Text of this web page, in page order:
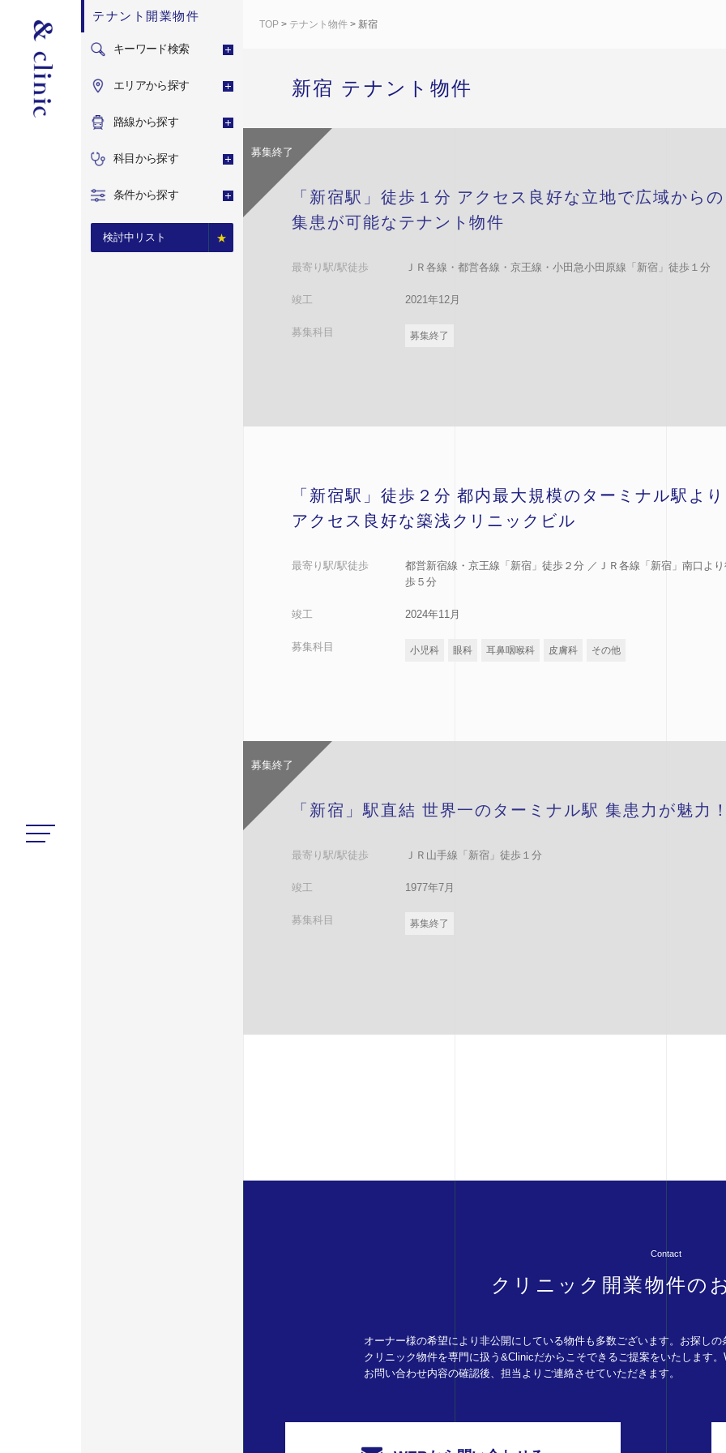
テナント開業物件
キーワード検索
エリアから探す
路線から探す
科目から探す
条件から探す
検討中リスト
TOP > テナント物件 > 新宿
新宿 テナント物件
「新宿駅」徒歩１分 アクセス良好な立地で広域からの
集患が可能なテナント物件
最寄り駅/駅徒歩 ＪＲ各線・都営各線・京王線・小田急小田原線「新宿」徒歩１分
竣工 2021年12月
募集科目 募集終了
募集終了
「新宿駅」徒歩２分 都内最大規模のターミナル駅より
アクセス良好な築浅クリニックビル
最寄り駅/駅徒歩
都営新宿線・京王線「新宿」徒歩２分 ／ＪＲ各線「新宿」南口よ
歩５分
竣工 2024年11月
募集科目 小児科 眼科 耳鼻咽喉科 皮膚科 その他
「新宿」駅直結 世界一のターミナル駅 集患力が魅力
最寄り駅/駅徒歩 ＪＲ山手線「新宿」徒歩１分
竣工 1977年7月
募集科目 募集終了
募集終了
Contact
クリニック開業物件の
オーナー様の希望により非公開にしている物件も多数ございます。お探し
クリニック物件を専門に扱う&Clinicだからこそできるご提案をいたします
お問い合わせ内容の確認後、担当よりご連絡させていただきます。